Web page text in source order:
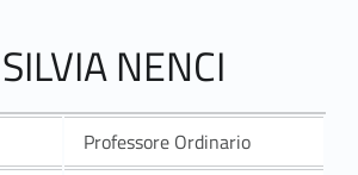
NENCI
Professore Ordinario